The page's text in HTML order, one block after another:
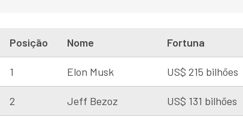
Posição Nome Fortuna
1 Elon Musk US$ 215 bilhões
2 Jeff Bezoz US$ 131 bilhões